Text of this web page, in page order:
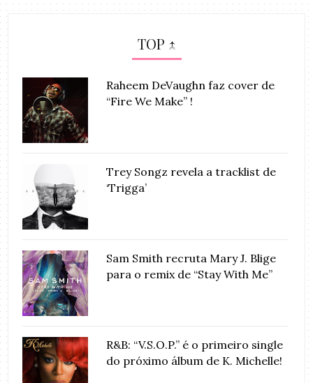
TOP ↑
Raheem DeVaughn faz cover de
“Fire We Make” !
Trey Songz revela a tracklist de
‘Trigga’
Sam Smith recruta Mary J. Blige
para o remix de “Stay With Me”
R&B: “V.S.O.P.” é o primeiro single
do próximo álbum de K. Michelle!